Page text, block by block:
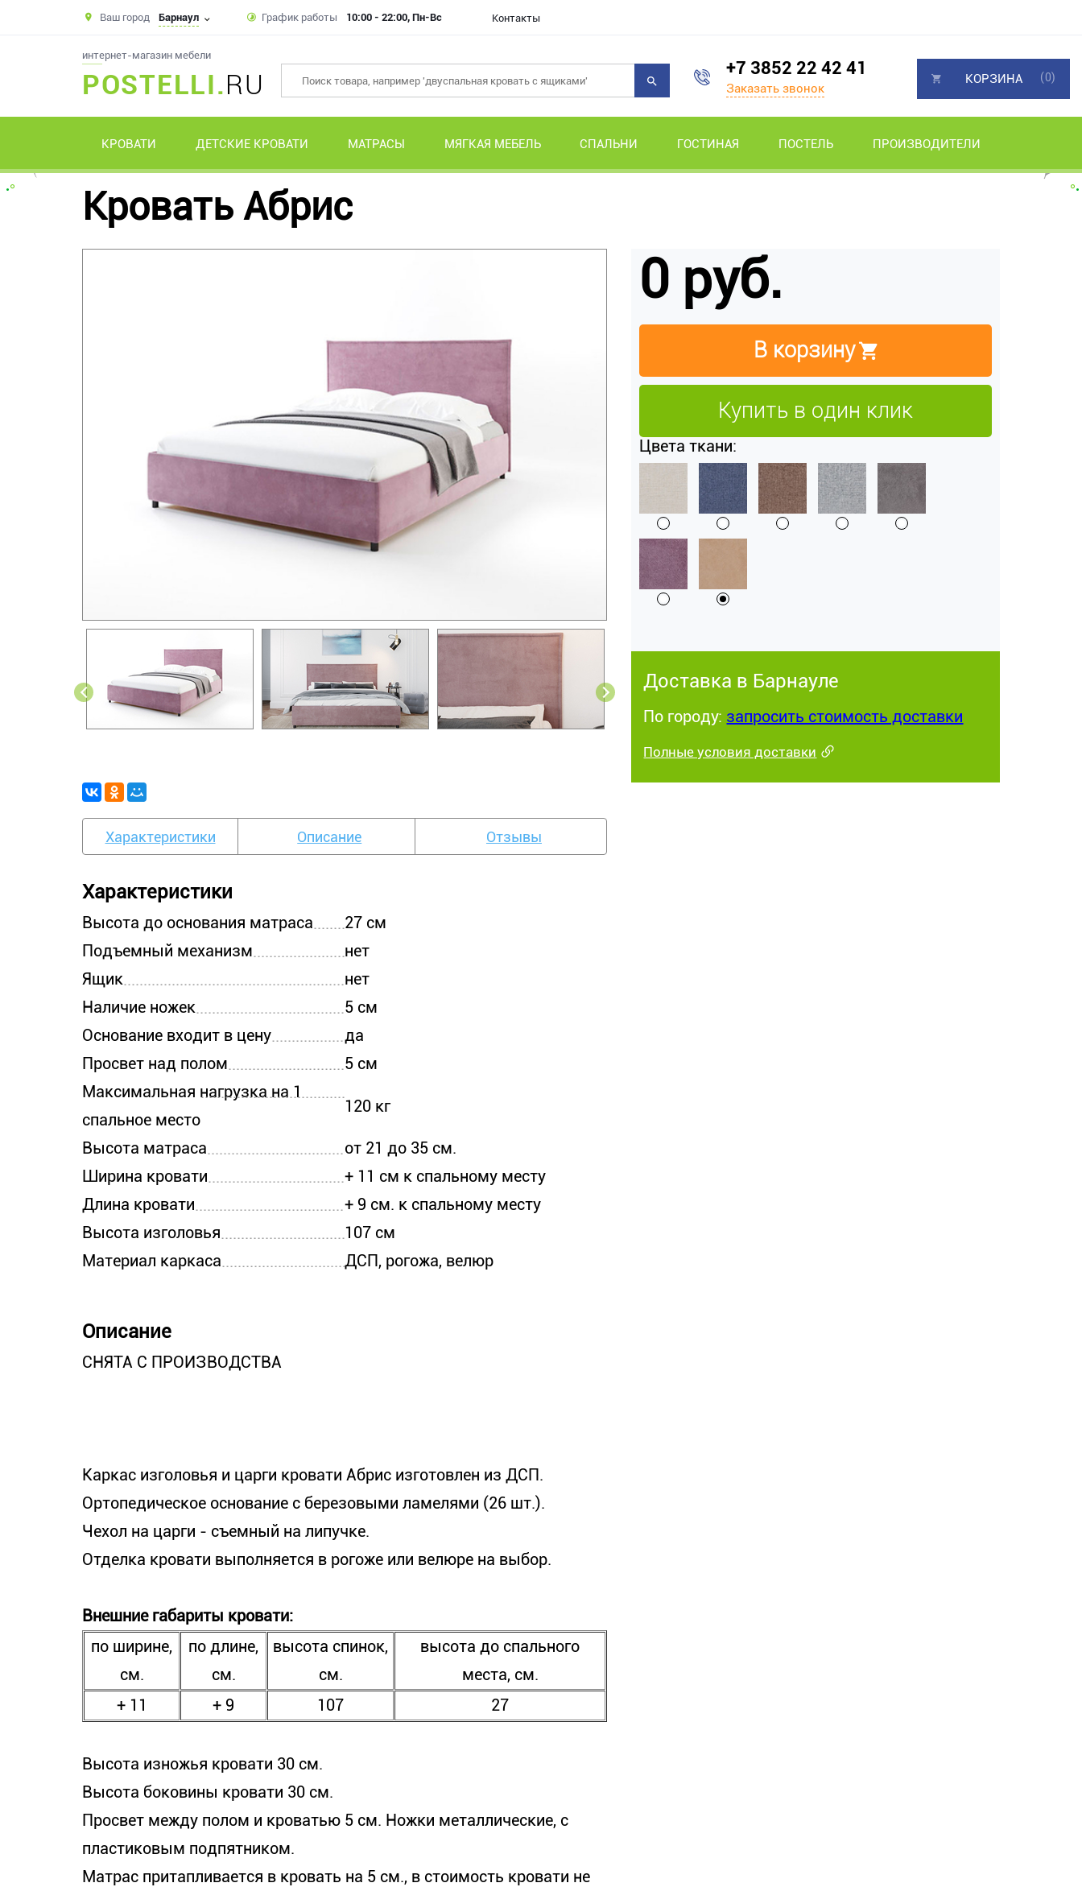
Ваш город Барнаул График работы 10:00 - 22:00, Пн-Вс Контакты
интернет-магазин мебели
POSTELLI.RU
+7 3852 22 42 41
Заказать звонок
КРОВАТИ ДЕТСКИЕ КРОВАТИ МАТРАСЫ МЯГКАЯ МЕБЕЛЬ СПАЛЬНИ ГОСТИНАЯ ПОСТЕЛЬ ПРОИЗВОДИТЕЛИ
КОРЗИНА (0)
Кровать Абрис
Характеристики Описание Отзывы
Характеристики
Высота до основания матраса
27 см
Подъемный механизм
нет
Ящик
нет
Наличие ножек
5 см
Основание входит в цену
да
Просвет над полом
5 см
Максимальная нагрузка на 1
спальное место
120 кг
Высота матраса
от 21 до 35 см.
Ширина кровати
+ 11 см к спальному месту
Длина кровати
+ 9 см. к спальному месту
Высота изголовья
107 см
Материал каркаса
ДСП, рогожа, велюр
Описание
СНЯТА С ПРОИЗВОДСТВА
Каркас изголовья и царги кровати Абрис изготовлен из ДСП.
Ортопедическое основание с березовыми ламелями (26 шт.).
Чехол на царги - съемный на липучке.
Отделка кровати выполняется в рогоже или велюре на выбор.
Внешние габариты кровати:
по ширине,
см.
по длине,
см.
высота спинок,
см.
высота до спального
места, см.
+ 11
+ 9 107 27
Высота изножья кровати 30 см.
Высота боковины кровати 30 см.
Просвет между полом и кроватью 5 см. Ножки металлические, с
пластиковым подпятником.
Матрас притапливается в кровать на 5 см., в стоимость кровати не
0 руб.
В корзину
Купить в один клик
Цвета ткани:
Доставка в Барнауле
По городу: запросить стоимость доставки
Полные условия доставки